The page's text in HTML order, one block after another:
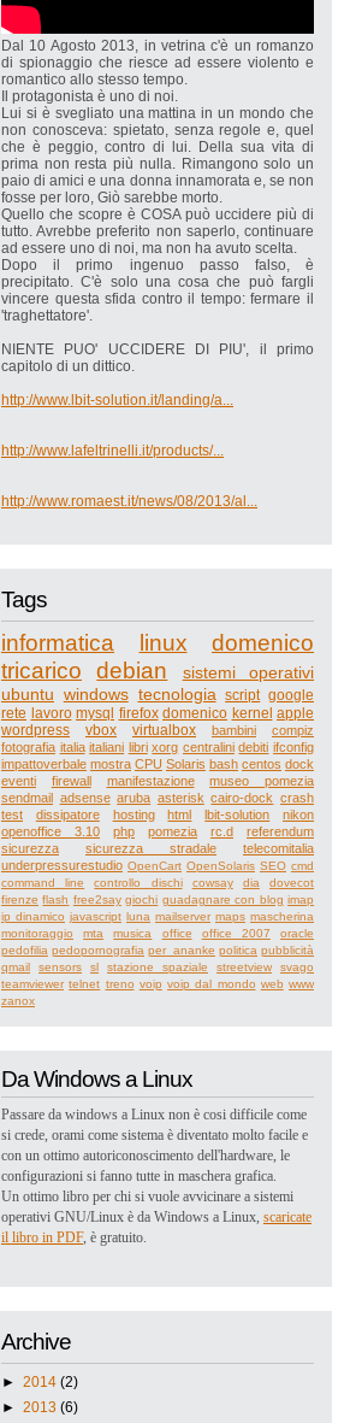
Dal 10 Agosto 2013, in vetrina c'è un romanzo
di spionaggio che riesce ad essere violento e
romantico allo stesso tempo.
Il protagonista è uno di noi.
Lui si è svegliato una mattina in un mondo che
non conosceva: spietato, senza regole e, quel
che è peggio, contro di lui. Della sua vita di
prima non resta più nulla. Rimangono solo un
paio di amici e una donna innamorata e, se non
fosse per loro, Giò sarebbe morto.
Quello che scopre è COSA può uccidere più di
tutto. Avrebbe preferito non saperlo, continuare
ad essere uno di noi, ma non ha avuto scelta.
Dopo il primo ingenuo passo falso, è
precipitato. C'è solo una cosa che può fargli
vincere questa sfida contro il tempo: fermare il
'traghettatore'.
NIENTE PUO' UCCIDERE DI PIU', il primo
capitolo di un dittico.
http://www.lbit-solution.it/landing/a...
http://www.lafeltrinelli.it/products/...
http://www.romaest.it/news/08/2013/al...
Tags
informatica
linux
domenico
tricarico
debian
sistemi operativi
ubuntu windows tecnologia script google
rete lavoro mysql firefox domenico kernel apple
wordpress
vbox virtualbox bambini
compiz
fotografia italia italiani libri xorg centralini debiti ifconfig
impattoverbale mostra CPU Solaris bash centos dock
eventi
firewall manifestazione
museo pomezia
sendmail adsense aruba asterisk cairo-dock crash
test
dissipatore hosting html lbit-solution
nikon
openoffice 3.10
php pomezia rc.d
referendum
sicurezza
sicurezza stradale
telecomitalia
underpressurestudio OpenCart OpenSolaris SEO cmd
command line
controllo dischi cowsay dia
dovecot
firenze flash free2say giochi guadagnare con blog imap
ip dinamico javascript luna mailserver maps mascherina
monitoraggio
mta musica office office 2007
oracle
pedofilia pedopornografia per_ananke politica pubblicità
qmail
sensors sl stazione spaziale streetview
svago
teamviewer telnet treno voip voip dal mondo web www
zanox
Da Windows a Linux
Passare da windows a Linux non è cosi difficile come
si crede, orami come sistema è diventato molto facile e
con un ottimo autoriconoscimento dell'hardware, le
configurazioni si fanno tutte in maschera grafica.
Un ottimo libro per chi si vuole avvicinare a sistemi
operativi GNU/Linux è da Windows a Linux, scaricate
il libro in PDF, è gratuito.
Archive
► 2014 (2)
► 2013 (6)